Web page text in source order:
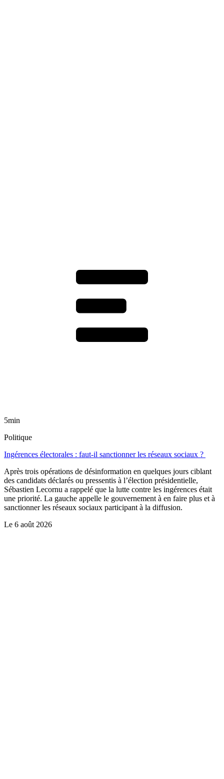
5min
Politique
Ingérences électorales : faut-il sanctionner les réseaux sociaux ?
Après trois opérations de désinformation en quelques jours ciblant
des candidats déclarés ou pressentis à l’élection présidentielle,
Sébastien Lecornu a rappelé que la lutte contre les ingérences était
une priorité. La gauche appelle le gouvernement à en faire plus et à
sanctionner les réseaux sociaux participant à la diffusion.
Le 6 août 2026